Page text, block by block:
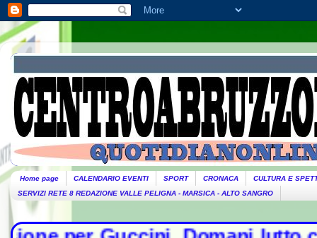
Home page CALENDARIO EVENTI SPORT CRONACA
CULTURA E
SERVIZI RETE 8 REDAZIONE VALLE PELIGNA - MARSICA - ALTO SANGRO